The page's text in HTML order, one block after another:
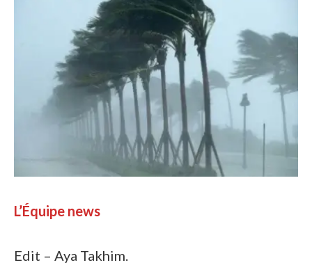
L’Équipe news
Edit – Aya Takhim.